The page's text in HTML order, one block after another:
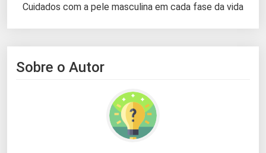
Cuidados com a pele masculina em cada fase da vida
Sobre o Autor